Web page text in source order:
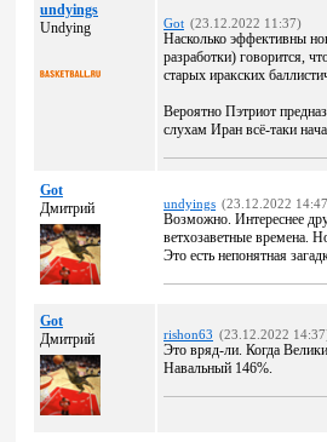
undyings
Undying
Got (23.12.2022 11:37)
Насколько эффективны
разработки) говорится,
старых иракских
Вероятно Пэтриот
слухам Иран всё-таки
Got
Дмитрий
undyings (23.12.2022
Возможно. Интереснее
ветхозаветные времена.
Это есть непонятная
Got
Дмитрий
rishon63 (23.12.2022
Это вряд-ли. Когда
Навальный 146%.